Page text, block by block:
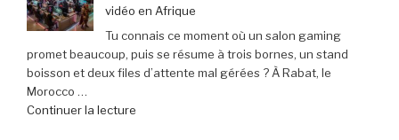
connectés,
trois
ans
après
clavier
Corsair
K70
Pro
vidéo en Afrique
Tu connais ce moment où un salon gaming
promet beaucoup, puis se résume à trois bornes, un stand
boisson et deux files d’attente mal gérées ? À Rabat, le
Morocco …
Continuer la lecture